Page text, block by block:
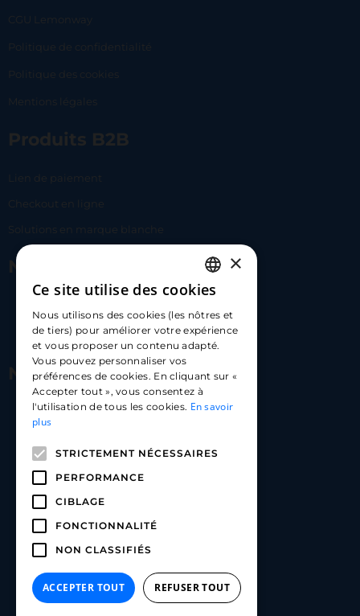
CGU Lemonway
Politique de confidentialité
Politique des cookies
Mentions légales
Produits B2B
Lien de paiement
Checkout en ligne
Solutions en marque blanche
Nous contacter
hello@carloapp.com
Nous suivre
Carlo App | Instagram
Carlo App | Linkedin
FRENCH
ENGLISH
SPANISH
×
Ce site utilise des cookies
Nous utilisons des cookies (les nôtres et
de tiers) pour améliorer votre expérience
et vous proposer un contenu adapté.
Vous pouvez personnaliser vos
préférences de cookies. En cliquant sur «
Accepter tout », vous consentez à
l'utilisation de tous les cookies. En savoir
plus
STRICTEMENT NÉCESSAIRES
PERFORMANCE
CIBLAGE
FONCTIONNALITÉ
NON CLASSIFIÉS
ACCEPTER TOUT REFUSER TOUT